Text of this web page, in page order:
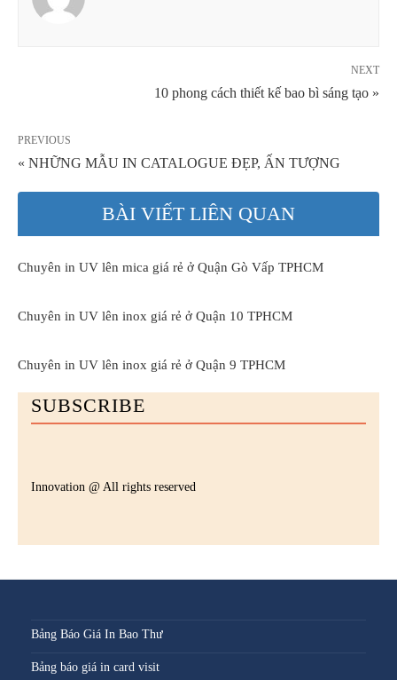
NEXT
10 phong cách thiết kế bao bì sáng tạo »
PREVIOUS
« NHỮNG MẪU IN CATALOGUE ĐẸP, ẤN TƯỢNG
BÀI VIẾT LIÊN QUAN
Chuyên in UV lên mica giá rẻ ở Quận Gò Vấp TPHCM
Chuyên in UV lên inox giá rẻ ở Quận 10 TPHCM
Chuyên in UV lên inox giá rẻ ở Quận 9 TPHCM
SUBSCRIBE
Innovation @ All rights reserved
Bảng Báo Giá In Bao Thư
Bảng báo giá in card visit